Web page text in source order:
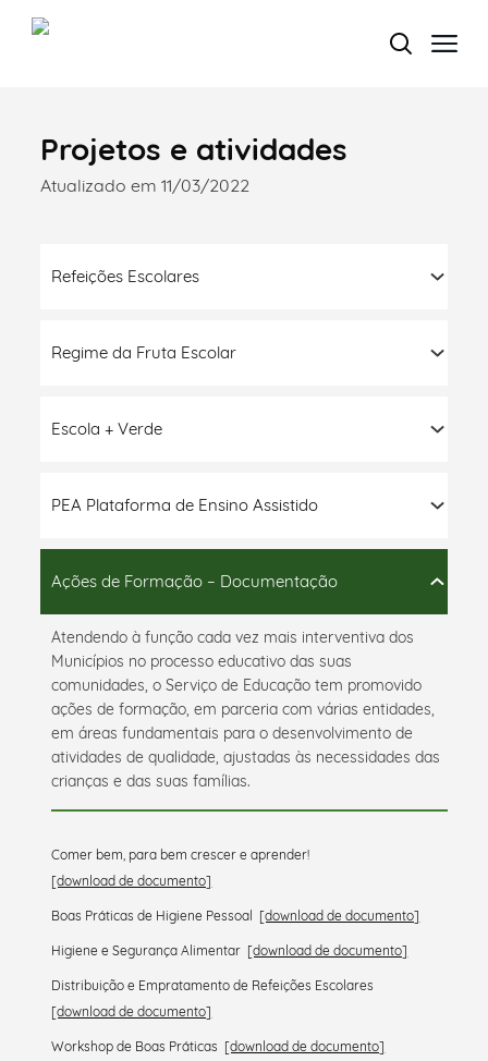
Termo de Pesquisa
Categorias gerais
Filtros
Projetos e atividades
Atualizado em 11/03/2022
Refeições Escolares
Regime da Fruta Escolar
Escola + Verde
PEA Plataforma de Ensino Assistido
Ações de Formação – Documentação
Atendendo à função cada vez mais interventiva dos
Municípios no processo educativo das suas
comunidades, o Serviço de Educação tem promovido
ações de formação, em parceria com várias entidades,
em áreas fundamentais para o desenvolvimento de
atividades de qualidade, ajustadas às necessidades das
crianças e das suas famílias.
Comer bem, para bem crescer e aprender!
[download de documento]
Boas Práticas de Higiene Pessoal [download de documento]
Higiene e Segurança Alimentar [download de documento]
Distribuição e Empratamento de Refeições Escolares
[download de documento]
Workshop de Boas Práticas [download de documento]